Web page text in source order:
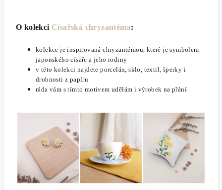
O kolekci Císařská chryzantéma:
kolekce je inspirovaná chryzantémou, které je symbolem
japonského císaře a jeho rodiny
v této kolekci najdete porcelán, sklo, textil, šperky i
drobnosti z papíru
ráda vám s tímto motivem udělám i výrobek na přání